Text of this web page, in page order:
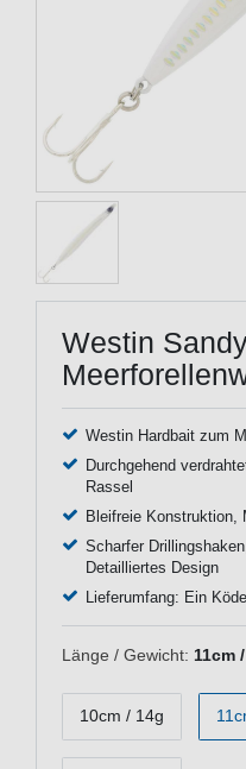
Westin
Westin Hardbait zum
Durchgehend
Rassel
Bleifreie Konstruktion,
Scharfer
Detailliertes Design
Lieferumfang: Ein
Länge / Gewicht: 11cm
10cm / 14g